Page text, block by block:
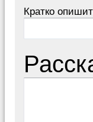
Кратко